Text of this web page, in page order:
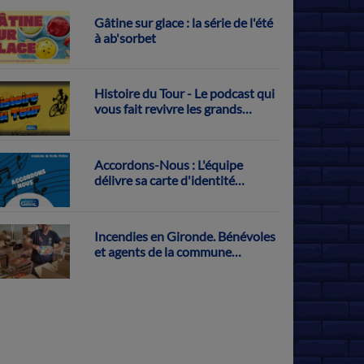
Gâtine sur glace : la série de l'été
à ab'sorbet
Histoire du Tour - Le podcast qui
vous fait revivre les grands
Accordons-Nous : L'équipe
délivre sa carte d'identité
Incendies en Gironde. Bénévoles
et agents de la commune